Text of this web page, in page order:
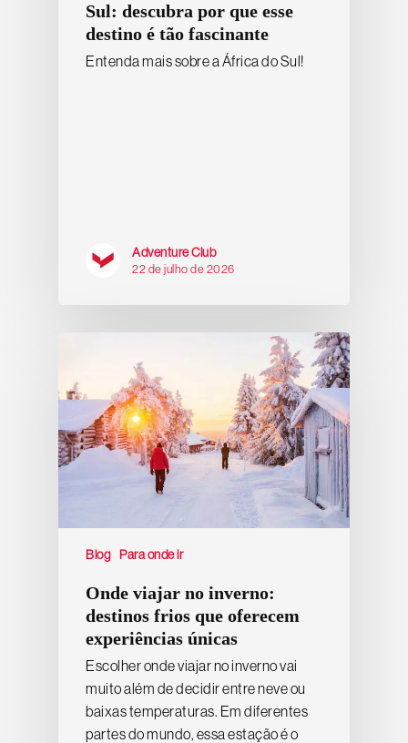
Sul: descubra por que esse
destino é tão fascinante
Entenda mais sobre a África do Sul!
Adventure Club
22 de julho de 2026
Blog Para onde ir
Onde viajar no inverno:
destinos frios que oferecem
experiências únicas
Escolher onde viajar no inverno vai
muito além de decidir entre neve ou
baixas temperaturas. Em diferentes
partes do mundo, essa estação é o